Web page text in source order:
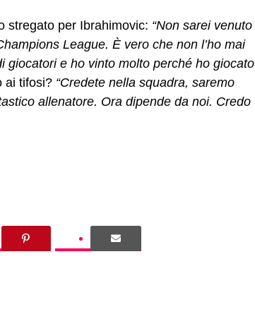
stregato per Ibrahimovic: “Non sarei venuto
League. È vero che non l’ho mai
giocatori e ho vinto molto perché ho giocato
ai tifosi? “Credete nella squadra, saremo
allenatore. Ora dipende da noi. Credo